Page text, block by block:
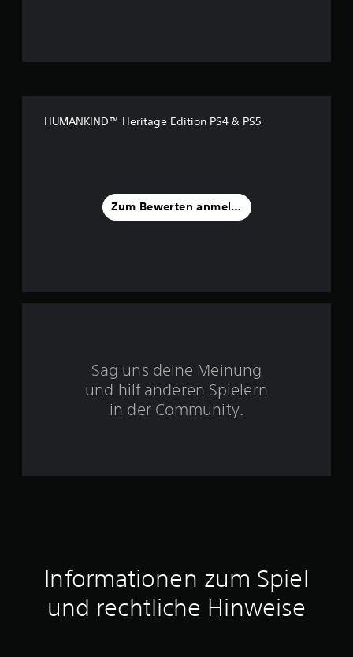
:
3
5
u
s
HUMANKIND™ Heritage Edition PS4 & PS5
Zum Bewerten anmelden
Sag uns deine Meinung
und hilf anderen Spielern
in der Community.
Informationen zum Spiel
und rechtliche Hinweise